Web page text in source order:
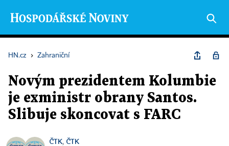
HN.cz › Zahraniční
Novým prezidentem Kolumbie
je exministr obrany Santos.
Slibuje skoncovat s FARC
ČTK, ČTK